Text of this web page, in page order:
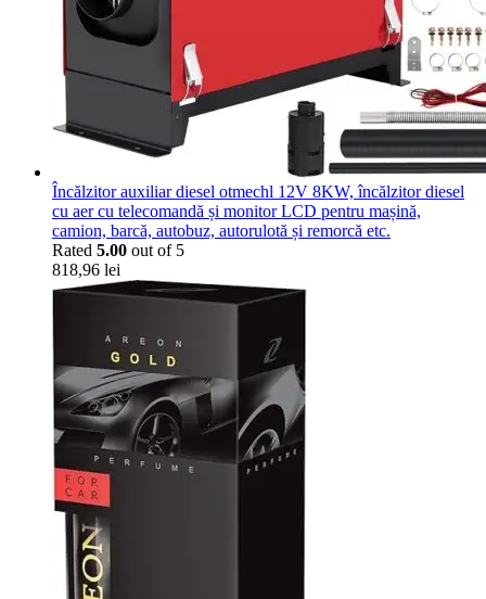
Încălzitor auxiliar diesel otmechl 12V 8KW, încălzitor diesel
cu aer cu telecomandă și monitor LCD pentru mașină,
camion, barcă, autobuz, autorulotă și remorcă etc.
Rated 5.00 out of 5
818,96 lei